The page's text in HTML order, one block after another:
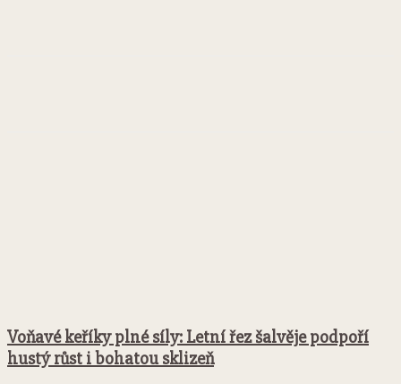
Voňavé keříky plné síly: Letní řez šalvěje podpoří
hustý růst i bohatou sklizeň